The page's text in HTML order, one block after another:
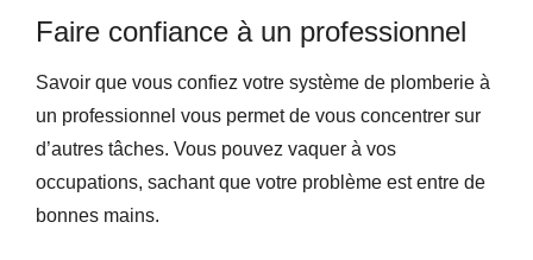
Faire confiance à un professionnel
Savoir que vous confiez votre système de plomberie à
un professionnel vous permet de vous concentrer sur
d’autres tâches. Vous pouvez vaquer à vos
occupations, sachant que votre problème est entre de
bonnes mains.